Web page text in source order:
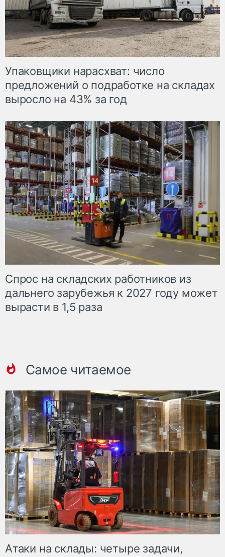
Упаковщики нарасхват: число
предложений о подработке на складах
выросло на 43% за год
Спрос на складских работников из
дальнего зарубежья к 2027 году может
вырасти в 1,5 раза
Самое читаемое
Атаки на склады: четыре задачи,